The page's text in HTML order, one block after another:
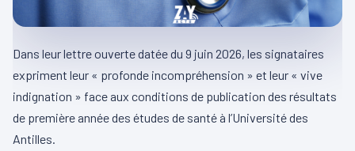
Dans leur lettre ouverte datée du 9 juin 2026, les signataires
expriment leur « profonde incompréhension » et leur « vive
indignation » face aux conditions de publication des résultats
de première année des études de santé à l’Université des
Antilles.